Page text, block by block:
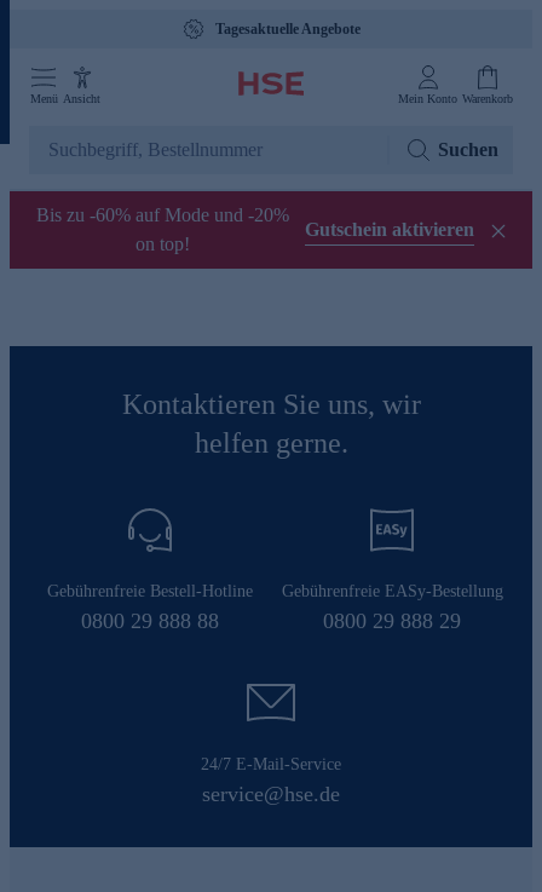
Tagesaktuelle Angebote
Menü Ansicht Mein Konto Warenkorb
Suchen
Bis zu -60% auf Mode und -20%
on top!
Gutschein aktivieren
Kontaktieren Sie uns, wir
helfen gerne.
Gebührenfreie Bestell-Hotline
0800 29 888 88
Gebührenfreie EASy-Bestellung
0800 29 888 29
24/7 E-Mail-Service
service@hse.de